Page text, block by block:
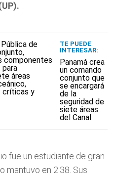
TE PUEDE
INTERESAR:
Panamá crea
un comando
conjunto que
se encargará
de la
seguridad de
siete áreas
del Canal
fue un estudiante de gran
mantuvo en 2.38. Sus